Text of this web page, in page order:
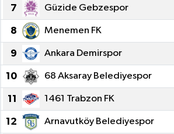
7 Güzide Gebzespor
8 Menemen FK
9 Ankara Demirspor
10 68 Aksaray Belediyespor
11 1461 Trabzon FK
12 Arnavutköy Belediyespor
İznik
Magazin
Mudanya
Özel Haber